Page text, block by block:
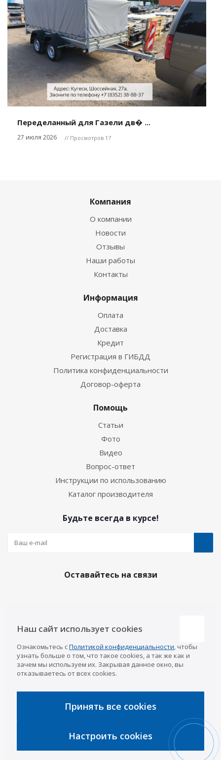
Переделанный для Газели дв� ...
27 июля 2026 // Просмотров 17
Компания
О компании
Новости
Отзывы
Наши работы
Контакты
Информация
Оплата
Доставка
Кредит
Регистрация в ГИБДД
Политика конфиденциальности
Договор-оферта
Помощь
Статьи
Фото
Видео
Вопрос-ответ
Инструкции по использованию
Каталог производителя
Будьте всегда в курсе!
Оставайтесь на связи
Наши контакты
Казань
8 (843) 207-03-08
Уфа
8 (347) 258-84-87
8 (8352) 38-88-37
Интернет-магазин
info@a-pricep.ru
Наш сайт использует cookies
Ознакомьтесь сПолитикой конфиденциальности, чтобы
узнать больше о том, что такое cookies, а так же как и
зачем мы используем их. Закрывая данное окно, вы
отказываетесь от всех cookies.
Принять все cookies
Настроить cookies